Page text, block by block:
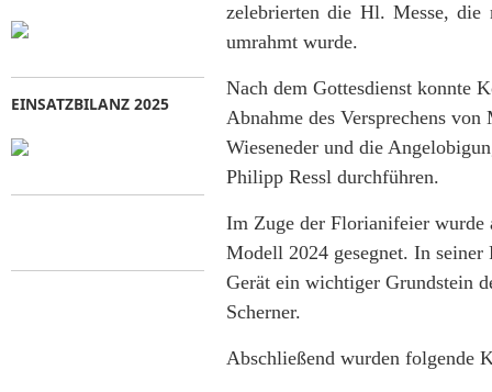
zelebrierten die Hl. Messe, die
umrahmt wurde.
Nach dem Gottesdienst konnte
Abnahme des Versprechens
Wieseneder und die
Philipp Ressl durchführen.
Im Zuge der Florianifeier wurde
Modell 2024 gesegnet. In seiner
Gerät ein wichtiger Grundstein
Scherner.
Abschließend wurden folgende
EINSATZBILANZ 2025